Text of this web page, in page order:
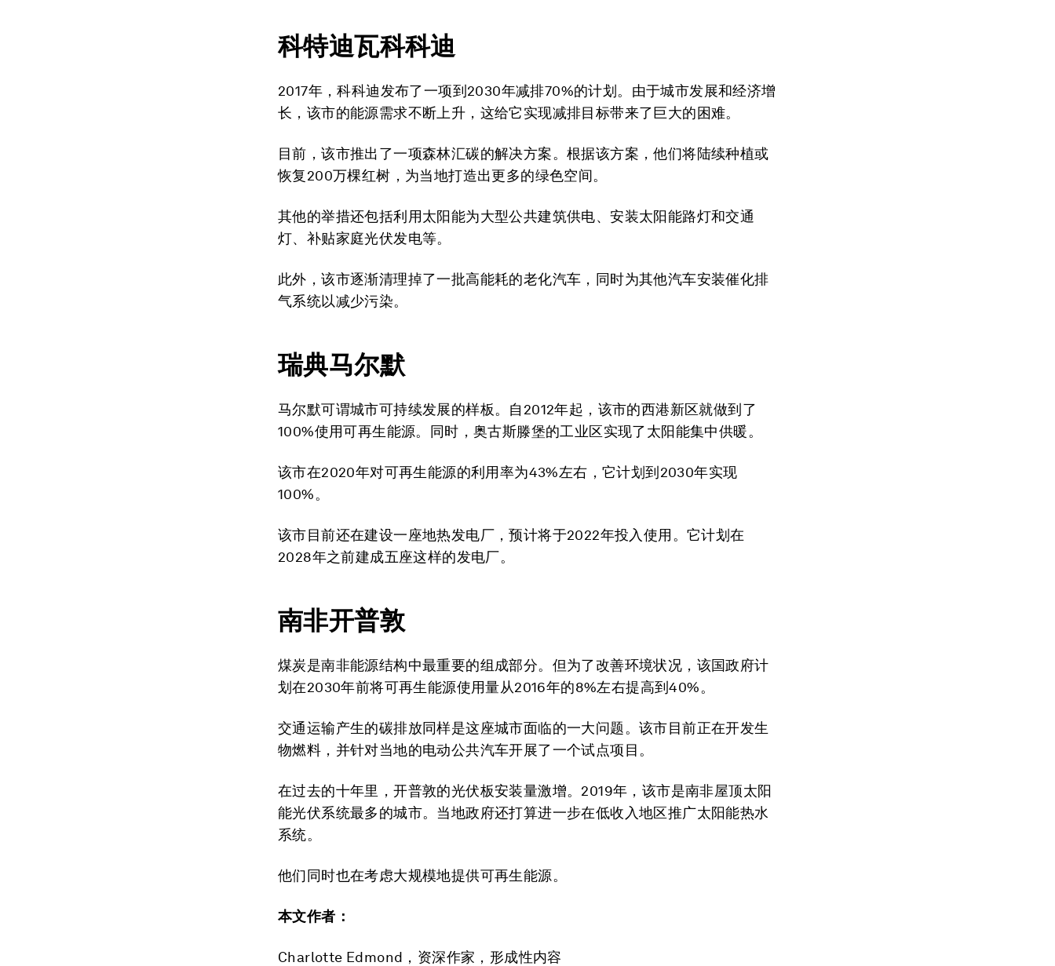
科特迪瓦科科迪
2017年，科科迪发布了一项到2030年减排70%的计划。由于城市发展和经济增
长，该市的能源需求不断上升，这给它实现减排目标带来了巨大的困难。
目前，该市推出了一项森林汇碳的解决方案。根据该方案，他们将陆续种植或
恢复200万棵红树，为当地打造出更多的绿色空间。
其他的举措还包括利用太阳能为大型公共建筑供电、安装太阳能路灯和交通
灯、补贴家庭光伏发电等。
此外，该市逐渐清理掉了一批高能耗的老化汽车，同时为其他汽车安装催化排
气系统以减少污染。
瑞典马尔默
马尔默可谓城市可持续发展的样板。自2012年起，该市的西港新区就做到了
100%使用可再生能源。同时，奥古斯滕堡的工业区实现了太阳能集中供暖。
该市在2020年对可再生能源的利用率为43%左右，它计划到2030年实现
100%。
该市目前还在建设一座地热发电厂，预计将于2022年投入使用。它计划在
2028年之前建成五座这样的发电厂。
南非开普敦
煤炭是南非能源结构中最重要的组成部分。但为了改善环境状况，该国政府计
划在2030年前将可再生能源使用量从2016年的8%左右提高到40%。
交通运输产生的碳排放同样是这座城市面临的一大问题。该市目前正在开发生
物燃料，并针对当地的电动公共汽车开展了一个试点项目。
在过去的十年里，开普敦的光伏板安装量激增。2019年，该市是南非屋顶太阳
能光伏系统最多的城市。当地政府还打算进一步在低收入地区推广太阳能热水
系统。
他们同时也在考虑大规模地提供可再生能源。
本文作者：
Charlotte Edmond，资深作家，形成性内容